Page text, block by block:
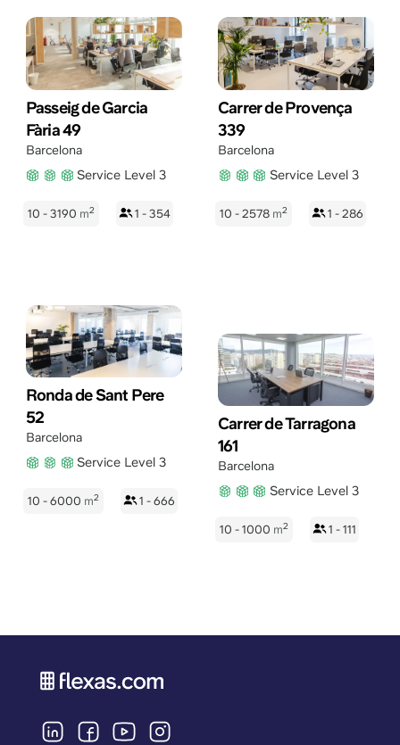
Passeig de Garcia
Fària 49
Barcelona
Service Level 3
10 - 3190 m2 1 - 354
Carrer de Provença
339
Barcelona
Service Level 3
10 - 2578 m2 1 - 286
Ronda de Sant Pere
52
Barcelona
Service Level 3
10 - 6000 m2 1 - 666
Carrer de Tarragona
161
Barcelona
Service Level 3
10 - 1000 m2 1 - 111